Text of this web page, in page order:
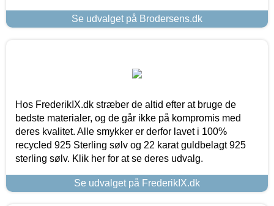
Se udvalget på Brodersens.dk
Hos FrederikIX.dk stræber de altid efter at bruge de
bedste materialer, og de går ikke på kompromis med
deres kvalitet. Alle smykker er derfor lavet i 100%
recycled 925 Sterling sølv og 22 karat guldbelagt 925
sterling sølv. Klik her for at se deres udvalg.
Se udvalget på FrederikIX.dk